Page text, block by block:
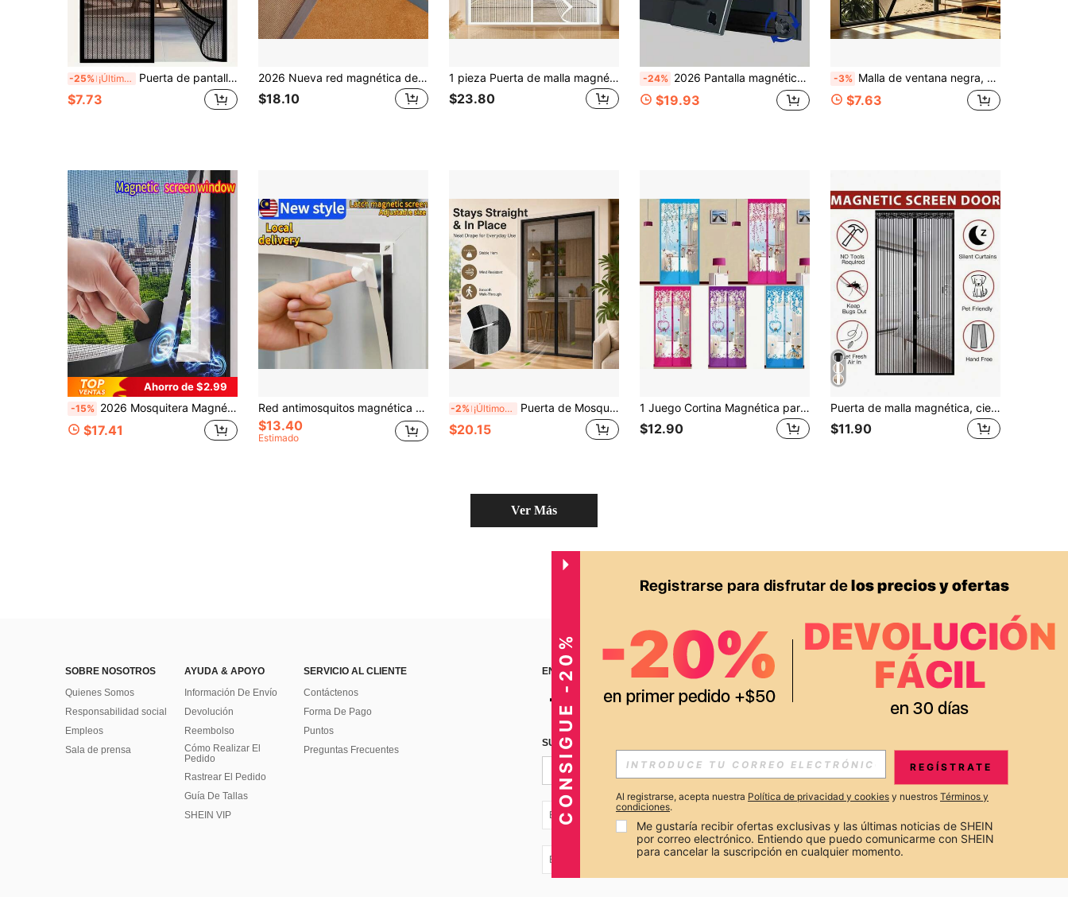
-25% ¡Últimos 2 días Puerta de pantalla magnética de 80 x 200 cm, malla de alta resistencia, imanes fuertes y gancho y bucle de marco completo, cortina de cierre automático, sin necesidad de perforación, fácil instalación, negro
$7.73
2026 Nueva red magnética desmontable y lavable para ventanas contra mosquitos
$18.10
1 pieza Puerta de malla magnética extra grande de color blanco, mosquitera de uso doméstico de verano, puerta de pantalla de cierre automático para dormitorio, balcón, cocina, cortina de malla transpirable, cortina de puerta de gasa magnética suave para el verano
$23.80
-24% 2026 Pantalla magnética personalizable contra insectos, red mosquitera invisible autoadhesiva, uso doméstico magnético
$19.93
-3% Malla de ventana negra, malla repelente de mosquitos para ventana, red de ventana, mosquitera, malla repelente de mosquitos para ventana, malla de ventana transpirable para prevenir mosquitos, hecha de material de fibra de vidrio, bloquea eficazmente a los mosquitos.
$7.63
Ahorro de $2.99
-15% 2026 Mosquitera Magnética para Ventana DIY, Cortina Transparente Invisible, Protección Personalizada contra Insectos y Moscas, con Hebilla de Bloqueo, Resistente al Viento
$17.41
Red antimosquitos magnética DIY, lavable, invisible antiinsectos, red de fibra de poliéster con marco magnético completo
$13.40
Estimado
-2% ¡Últimos 2 días Puerta de Mosquitera Magnética Negro Puro, Malla Fina de Poliéster, Cierre Automático Magnético, Sin Taladro Instalación Fácil, Resistente a Arañazos y Duradero Apto para Mascotas, Adecuado para Puerta de Entrada del Hogar, Puerta del Balcón, Puerta de la Sala de Estar, Puerta del Dormitorio
$20.15
1 Juego Cortina Magnética para Puerta contra Mosquitos | Pantalla de Verano con Patrón Floral de Mariposas, Fácil Instalación - Bloquea Efectivamente los Mosquitos y Repele los Insectos, 1 Pieza Cortina de Malla Magnética con Pines de Empuje, a Prueba de Mosquitos
$12.90
Puerta de malla magnética, cierre magnético - mantiene alejados a los insectos mientras deja entrar la brisa fresca, malla duradera - adecuada para mascotas y niños, se adapta a puertas principales y puertas corredizas
$11.90
Ver Más
SOBRE NOSOTROS
Quienes Somos
Responsabilidad social
Empleos
Sala de prensa
AYUDA & APOYO
Información De Envío
Devolución
Reembolso
Cómo Realizar El
Pedido
Rastrear El Pedido
Guía De Tallas
SHEIN VIP
SERVICIO AL CLIENTE
Contáctenos
Forma De Pago
Puntos
Preguntas Frecuentes
ENCUÉNTRANOS EN APP
SUSCRÍBETE PARA RECIBIR OFERTAS EXCLUSIVAS, PROMOCIONES Y NOTICIAS DE SHEIN
Suscribir
EC + 593
EC + 593
CONSIGUE -20% REGÍSTRATE
Al registrarse, acepta nuestra Política de privacidad y cookies y nuestros Términos y
condiciones.
Me gustaría recibir ofertas exclusivas y las últimas noticias de SHEIN
por correo electrónico. Entiendo que puedo comunicarme con SHEIN
para cancelar la suscripción en cualquier momento.